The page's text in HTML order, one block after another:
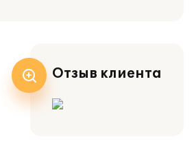
Отзыв клиента